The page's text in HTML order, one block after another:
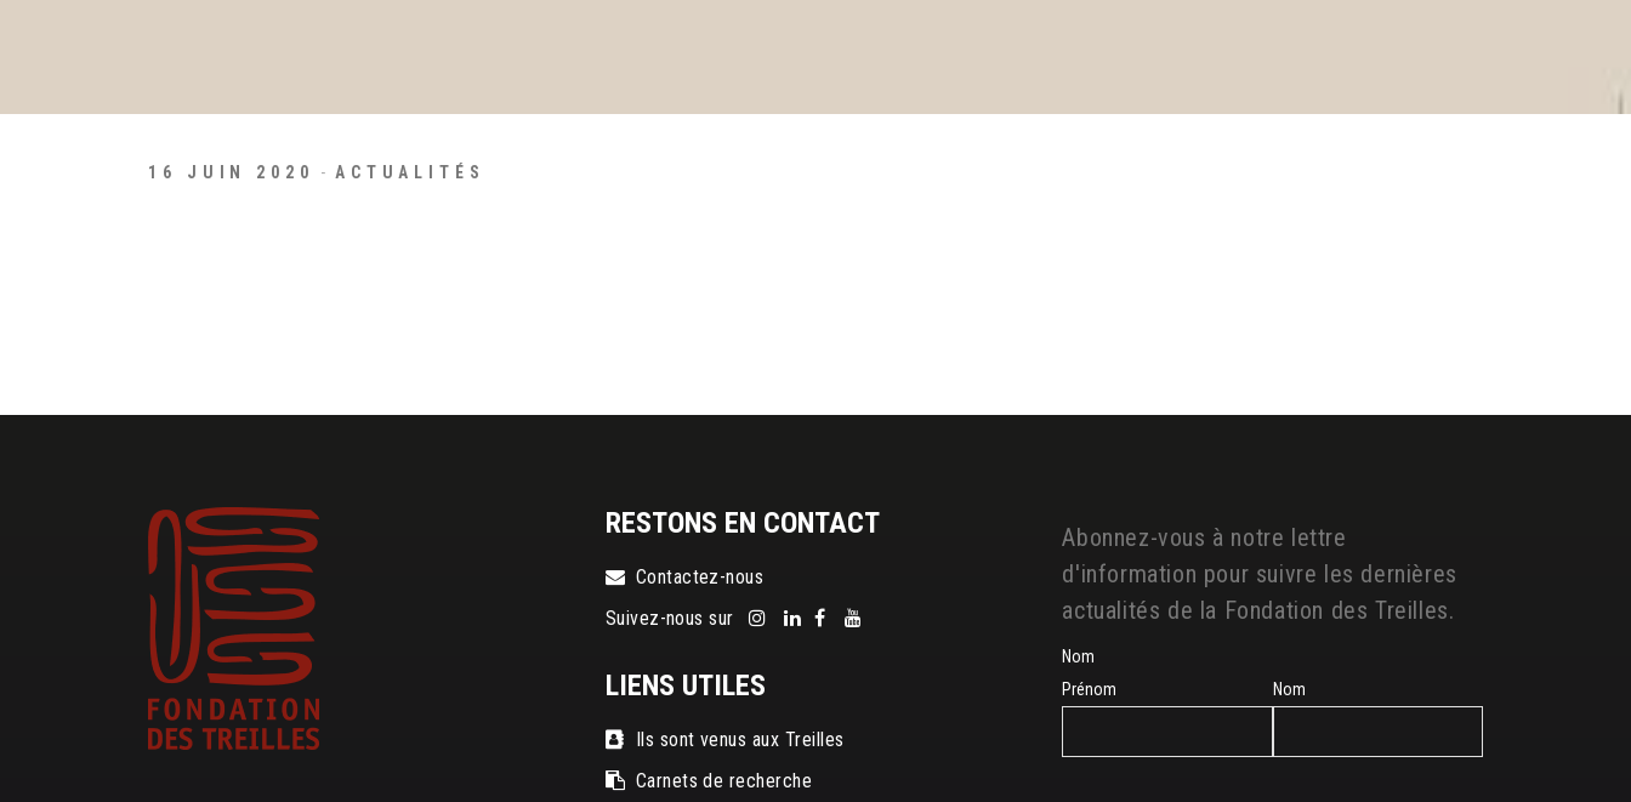
16 JUIN 2020 ACTUALITÉS
RESTONS EN CONTACT
Contactez-nous
Suivez-nous sur
LIENS UTILES
Ils sont venus aux Treilles
Carnets de recherche
Abonnez-vous à notre lettre
d'information pour suivre les dernières
actualités de la Fondation des Treilles.
Nom
Prénom
Nom